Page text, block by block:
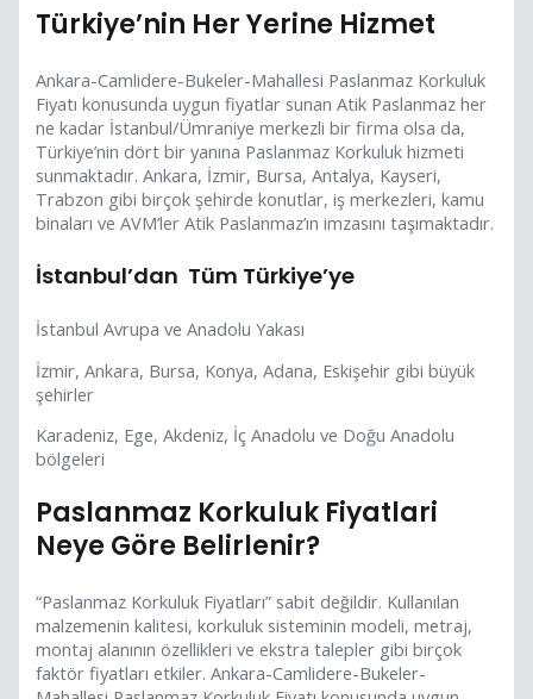
Türkiye’nin Her Yerine Hizmet
Ankara-Camlidere-Bukeler-Mahallesi Paslanmaz Korkuluk
Fiyatı konusunda uygun fiyatlar sunan Atik Paslanmaz her
ne kadar İstanbul/Ümraniye merkezli bir firma olsa da,
Türkiye’nin dört bir yanına Paslanmaz Korkuluk hizmeti
sunmaktadır. Ankara, İzmir, Bursa, Antalya, Kayseri,
Trabzon gibi birçok şehirde konutlar, iş merkezleri, kamu
binaları ve AVM’ler Atik Paslanmaz’ın imzasını taşımaktadır.
İstanbul’dan Tüm Türkiye’ye
İstanbul Avrupa ve Anadolu Yakası
İzmir, Ankara, Bursa, Konya, Adana, Eskişehir gibi büyük
şehirler
Karadeniz, Ege, Akdeniz, İç Anadolu ve Doğu Anadolu
bölgeleri
Paslanmaz Korkuluk Fiyatlari
Neye Göre Belirlenir?
“Paslanmaz Korkuluk Fiyatları” sabit değildir. Kullanılan
malzemenin kalitesi, korkuluk sisteminin modeli, metraj,
montaj alanının özellikleri ve ekstra talepler gibi birçok
faktör fiyatları etkiler. Ankara-Camlidere-Bukeler-